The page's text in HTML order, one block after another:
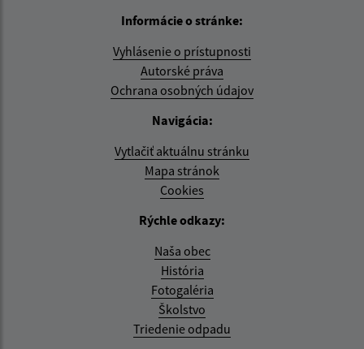
Informácie o stránke:
Vyhlásenie o prístupnosti
Autorské práva
Ochrana osobných údajov
Navigácia:
Vytlačiť aktuálnu stránku
Mapa stránok
Cookies
Rýchle odkazy:
Naša obec
História
Fotogaléria
Školstvo
Triedenie odpadu